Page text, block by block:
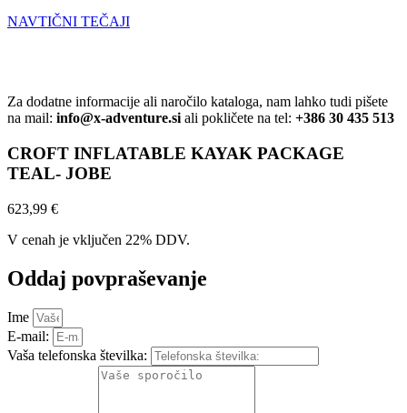
NAVTIČNI TEČAJI
Za dodatne informacije ali naročilo kataloga, nam lahko tudi pišete
na mail: info@x-adventure.si ali pokličete na tel: +386 30 435 513
CROFT INFLATABLE KAYAK PACKAGE
TEAL- JOBE
623,99 €
V cenah je vključen 22% DDV.
Oddaj povpraševanje
Ime
E-mail:
Vaša telefonska številka: